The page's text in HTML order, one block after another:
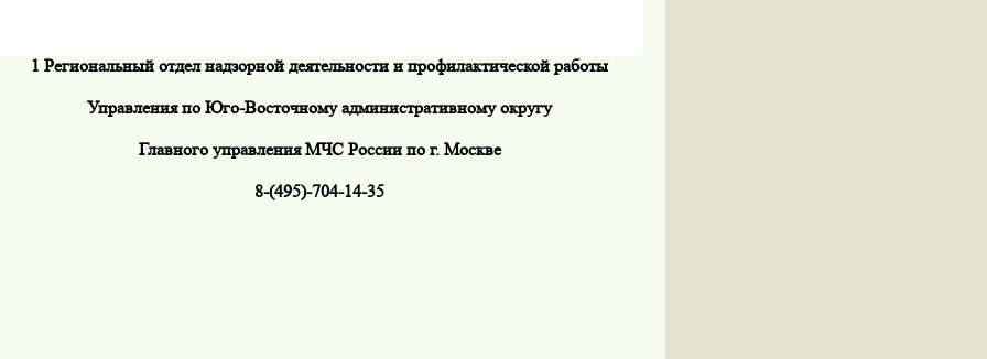
1 Региональный отдел надзорной деятельности и профилактической работы
Управления по Юго-Восточному административному округу
Главного управления МЧС России по г. Москве
8-(495)-704-14-35